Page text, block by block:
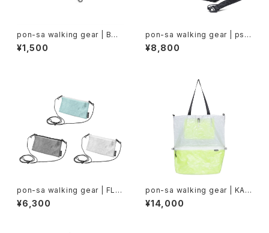
pon-sa walking gear | BOD
Y FIT strap
¥1,500
pon-sa walking gear | ps.s
acoche-01
¥8,800
pon-sa walking gear | FLA
T wallet DCF
¥6,300
pon-sa walking gear | KAN
GAROO 5 way BAG DCF Wh
ite × Neon Yellow
¥14,000